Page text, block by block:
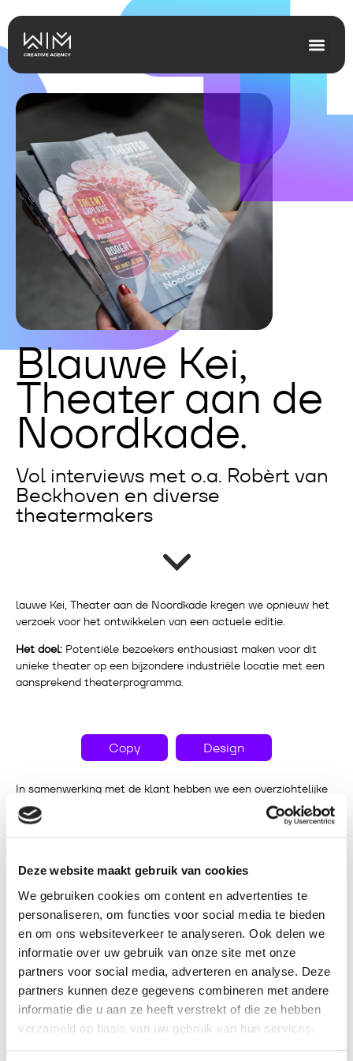
Deze website maakt gebruik van cookies
We gebruiken cookies om content en advertenties te
personaliseren, om functies voor social media te bieden
en om ons websiteverkeer te analyseren. Ook delen we
informatie over uw gebruik van onze site met onze
partners voor social media, adverteren en analyse. Deze
partners kunnen deze gegevens combineren met andere
informatie die u aan ze heeft verstrekt of die ze hebben
verzameld op basis van uw gebruik van hun services.
Blauwe Kei,
Theater aan de
Noordkade.
Vol interviews met o.a. Robèrt van
Beckhoven en diverse
theatermakers
lauwe Kei, Theater aan de Noordkade kregen we opnieuw het
verzoek voor het ontwikkelen van een actuele editie.
Het doel: Potentiële bezoekers enthousiast maken voor dit
unieke theater op een bijzondere industriële locatie met een
aansprekend theaterprogramma.
Copy Design
In samenwerking met de klant hebben we een overzichtelijke
“magazine plank” opgesteld, waarin alle rubrieken en pagina’s
logisch werden ingedeeld. Vervolgens hebben we het design
een frisse update gegeven en per pagina de ideale inhoud en
de inzet van beeldmateriaal, typografie en kleurgebruik.
Daarnaast hebben we diverse interviews gehouden,
waaronder met Meester Patissier en Meester Boulanger
Robèrt van Beckhoven en diverse theatermakers.
Onze copywriter reisde hiervoor door heel Brabant om de
hoofdpersonen het spreekwoordelijke hemd van ’t lijf te
vragen!
Het resultaat mag er zijn! Een prachtig magazine vol variatie,
met tal van interviews, achtergrondartikelen en uiteraard de